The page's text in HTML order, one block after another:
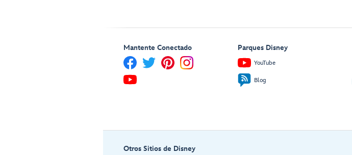
Mantente Conectado Parques Disney
YouTube
Blog
Otros Sitios de Disney